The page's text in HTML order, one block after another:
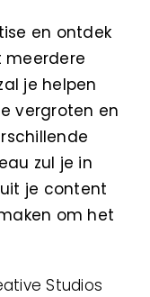
en ontdek
meerdere
je helpen
vergroten en
zul je in
je content
om het
Studios